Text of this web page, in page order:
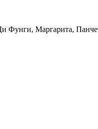
Фунги, Маргарита,